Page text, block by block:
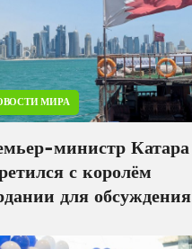
МИРА
министр Катара
с королём
для обсуждения